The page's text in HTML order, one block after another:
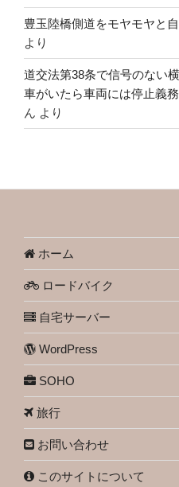
豊玉陸橋側道をモヤモヤと
より
道交法第38条で信号のない
車がいたら車両には停止義
ん より
ホーム
ロードバイク
自宅サーバー
WordPress
SOHO
旅行
お問い合わせ
このサイトについて